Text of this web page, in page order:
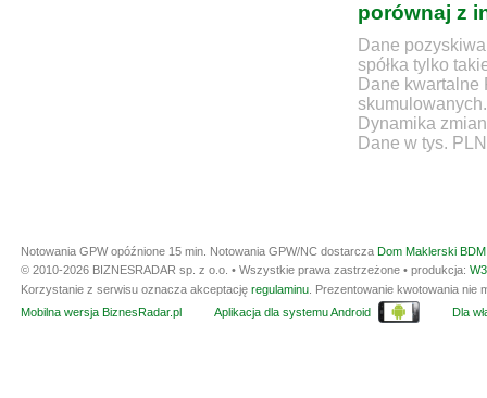
porównaj z
Dane
spółka tylko
Dane
skumulowanych.
Dynamika
Dane w tys. PLN
Notowania GPW opóźnione 15 min. Notowania GPW/NC dostarcza Dom Maklerski
© 2010-2026 BIZNESRADAR sp. z o.o. • Wszystkie prawa zastrzeżone • produkcja:
Korzystanie z serwisu oznacza akceptację regulaminu . Prezentowanie kwotowania
Mobilna wersja BiznesRadar.pl
Aplikacja dla systemu Android Dla